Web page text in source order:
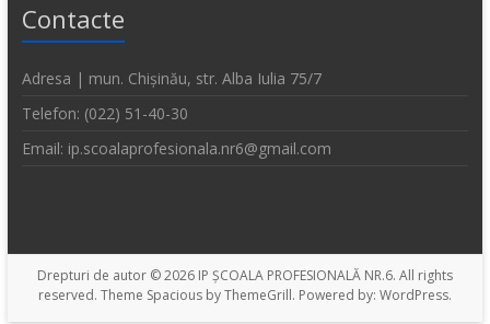
Contacte
Adresa | mun. Chișinău, str. Alba Iulia 75/7
Telefon: (022) 51-40-30
Email: ip.scoalaprofesionala.nr6@gmail.com
Drepturi de autor © 2026 IP ȘCOALA PROFESIONALĂ NR.6. All rights
reserved. Theme Spaciousby ThemeGrill. Powered by: WordPress.